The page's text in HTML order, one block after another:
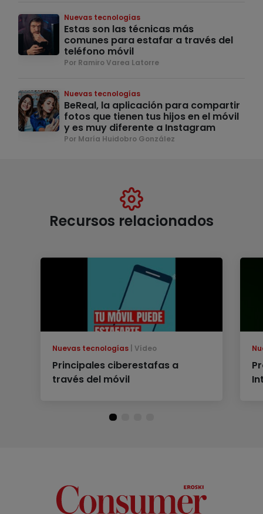
Nuevas tecnologías
Estas son las técnicas más
comunes para estafar a través del
teléfono móvil
Por Ramiro Varea Latorre
Nuevas tecnologías
BeReal, la aplicación para compartir
fotos que tienen tus hijos en el móvil
y es muy diferente a Instagram
Por María Huidobro González
Recursos relacionados
Nuevas tecnologías Vídeo
Principales ciberestafas a
través del móvil